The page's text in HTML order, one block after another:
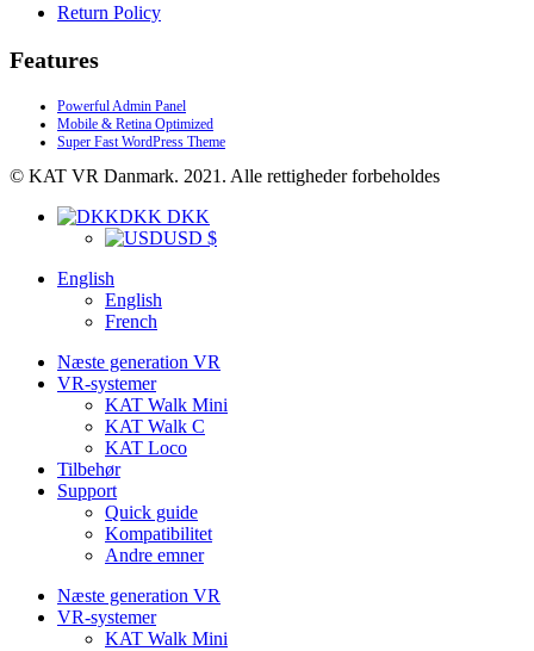
Return Policy
Features
Powerful Admin Panel
Mobile & Retina Optimized
Super Fast WordPress Theme
© KAT VR Danmark. 2021. Alle rettigheder forbeholdes
DKK DKK
USD $
English
English
French
Næste generation VR
VR-systemer
KAT Walk Mini
KAT Walk C
KAT Loco
Tilbehør
Support
Quick guide
Kompatibilitet
Andre emner
Næste generation VR
VR-systemer
KAT Walk Mini